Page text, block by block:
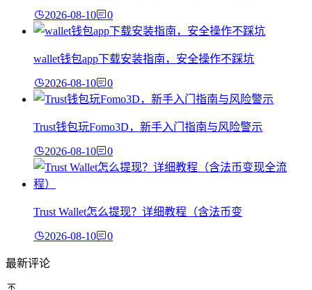
2026-08-10 0
wallet钱包app下载安装指南，安全操作不踩坑
2026-08-10 0
Trust钱包玩Fomo3D，新手入门指南与风险警示
2026-08-10 0
Trust Wallet怎么提现？详细教程（含法币变
2026-08-10 0
最新评论